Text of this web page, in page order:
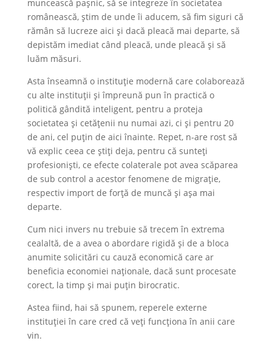
muncească pașnic, să se integreze în societatea
românească, știm de unde îi aducem, să fim siguri că
rămân să lucreze aici și dacă pleacă mai departe, să
depistăm imediat când pleacă, unde pleacă și să
luăm măsuri.
Asta înseamnă o instituție modernă care colaborează
cu alte instituții și împreună pun în practică o
politică gândită inteligent, pentru a proteja
societatea și cetățenii nu numai azi, ci și pentru 20
de ani, cel puțin de aici înainte. Repet, n-are rost să
vă explic ceea ce știți deja, pentru că sunteți
profesioniști, ce efecte colaterale pot avea scăparea
de sub control a acestor fenomene de migrație,
respectiv import de forță de muncă și așa mai
departe.
Cum nici invers nu trebuie să trecem în extrema
cealaltă, de a avea o abordare rigidă și de a bloca
anumite solicitări cu cauză economică care ar
beneficia economiei naționale, dacă sunt procesate
corect, la timp și mai puțin birocratic.
Astea fiind, hai să spunem, reperele externe
instituției în care cred că veți funcționa în anii care
vin.